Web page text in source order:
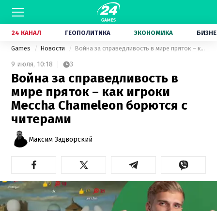
24 КАНАЛ ГЕОПОЛИТИКА ЭКОНОМИКА
Games Новости Война за справедливость в мире пряток – как игроки Meccha Chameleon борются с читерами
9 июля, 10:18 3
Война за справедливость в
мире пряток – как игроки
Meccha Chameleon борются с
читерами
Максим Задворский